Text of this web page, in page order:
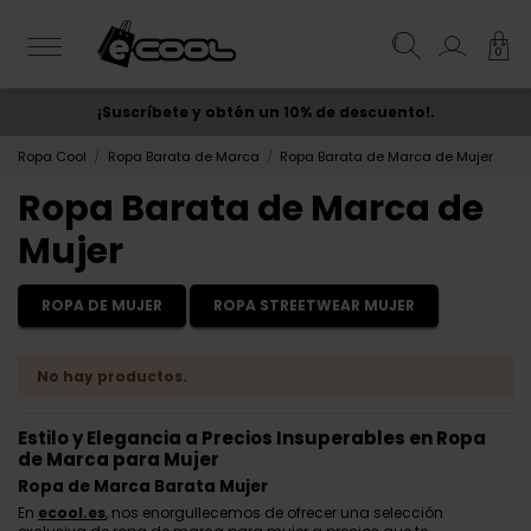
0
ENVÍO GRATIS desde 50€
¡Suscríbete y obtén un 10% de descuento!.
Ropa Cool Ropa Barata de Marca Ropa Barata de Marca de Mujer
Ropa Barata de Marca de
Mujer
ROPA DE MUJER ROPA STREETWEAR MUJER
No hay productos.
Estilo y Elegancia a Precios Insuperables en Ropa
de Marca para Mujer
Ropa de Marca Barata Mujer
En ecool.es, nos enorgullecemos de ofrecer una selección